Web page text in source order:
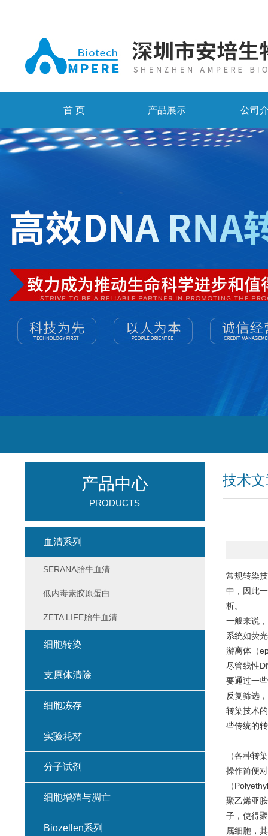
首 页 产品展示 公司
技术
常规转染
中，因此
析。
一般来说
系统如荧
游离体（
尽管线性
要通过一
反复筛选
转染技术
些传统的
（各种转
操作简便
（
聚乙烯亚
子，使得
属细胞，
产品中心
PRODUCTS
血清系列
SERANA胎牛血清
低内毒素胶原蛋白
ZETA LIFE胎牛血清
细胞转染
支原体清除
细胞冻存
实验耗材
分子试剂
细胞增殖与凋亡
Biozellen系列